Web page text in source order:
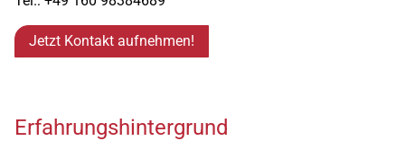
Jetzt Kontakt aufnehmen!
Erfahrungshintergrund